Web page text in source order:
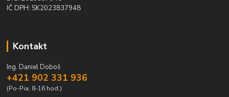
IČ DPH: SK2023837948
Kontakt
Ing. Daniel Doboš
+421 902 331 936
(Po-Pia, 8-16 hod.)